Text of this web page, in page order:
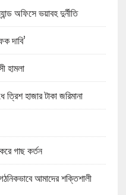
অফিসে ভয়াবহ দুর্নীতি
দাবি’
হামলা
হাজার টাকা জরিমানা
গাছ কর্তন
আমাদের শক্তিশালী